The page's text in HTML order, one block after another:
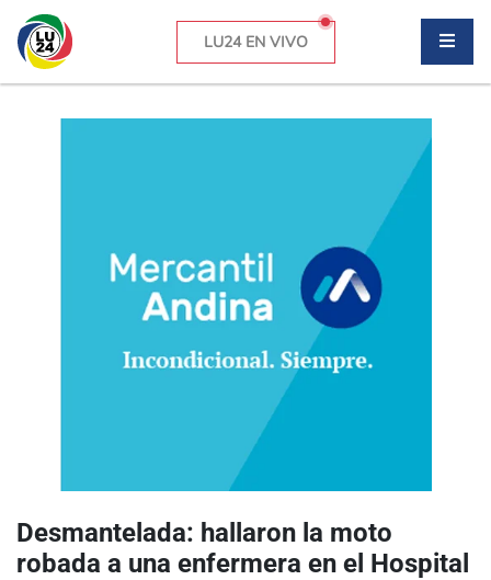
LU24 EN VIVO
Desmantelada: hallaron la moto
robada a una enfermera en el Hospital